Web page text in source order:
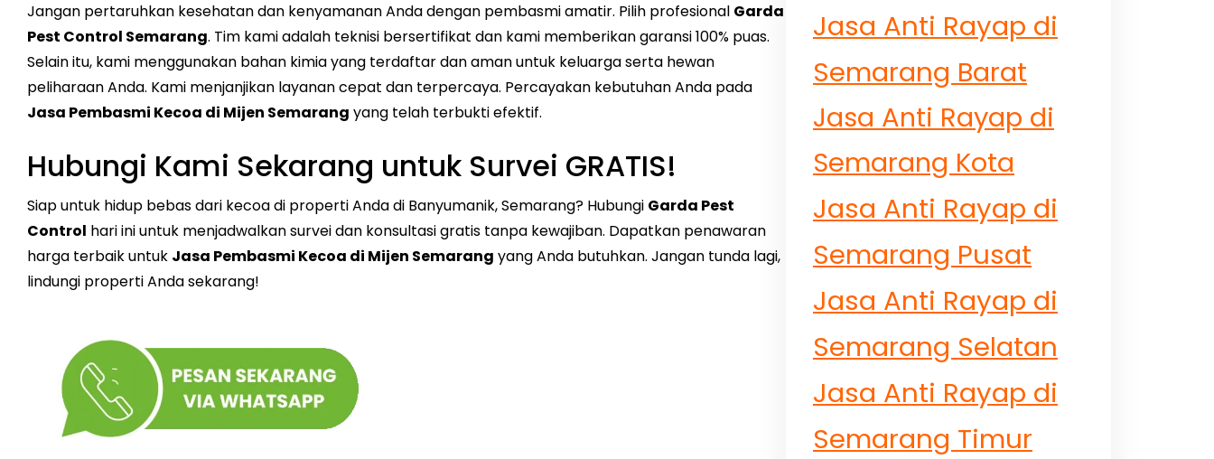
Jangan pertaruhkan kesehatan dan kenyamanan Anda dengan pembasmi amatir. Pilih profesional Garda
Pest Control Semarang. Tim kami adalah teknisi bersertifikat dan kami memberikan garansi 100% puas.
Selain itu, kami menggunakan bahan kimia yang terdaftar dan aman untuk keluarga serta hewan
peliharaan Anda. Kami menjanjikan layanan cepat dan terpercaya. Percayakan kebutuhan Anda pada
Jasa Pembasmi Kecoa di Mijen Semarang yang telah terbukti efektif.
Hubungi Kami Sekarang untuk Survei GRATIS!
Siap untuk hidup bebas dari kecoa di properti Anda di Banyumanik, Semarang? Hubungi Garda Pest
Control hari ini untuk menjadwalkan survei dan konsultasi gratis tanpa kewajiban. Dapatkan penawaran
harga terbaik untuk Jasa Pembasmi Kecoa di Mijen Semarang yang Anda butuhkan. Jangan tunda lagi,
lindungi properti Anda sekarang!
Jasa Anti Rayap di
Semarang Barat
Jasa Anti Rayap di
Semarang Kota
Jasa Anti Rayap di
Semarang Pusat
Jasa Anti Rayap di
Semarang Selatan
Jasa Anti Rayap di
Semarang Timur